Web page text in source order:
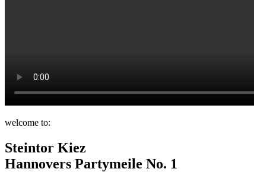
welcome to:
Steintor Kiez
Hannovers Partymeile No. 1